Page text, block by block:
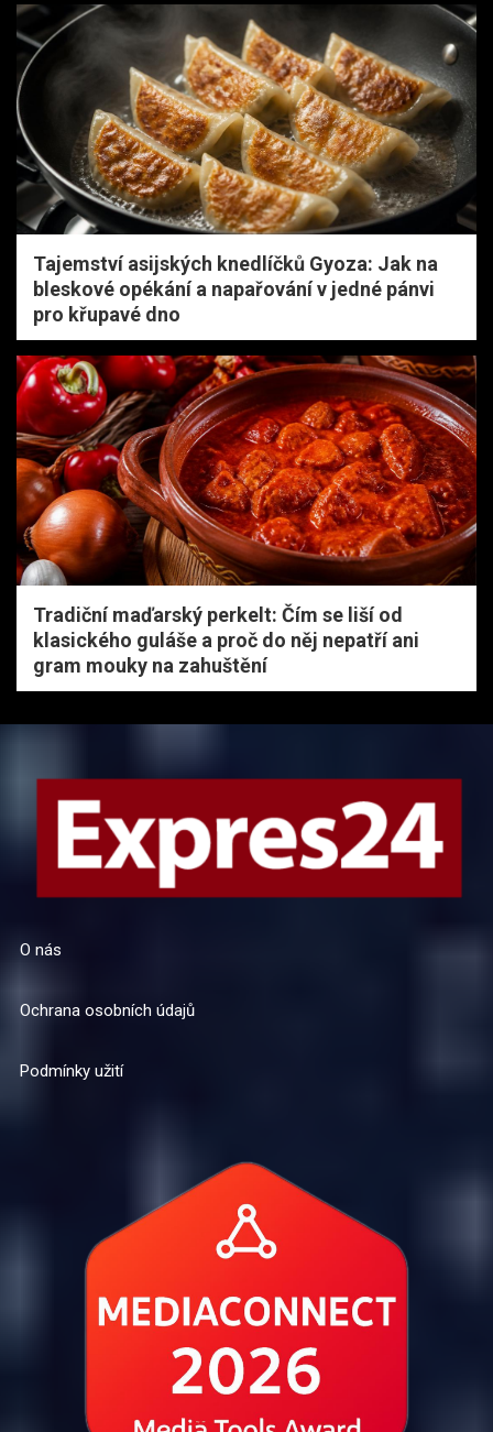
Tajemství asijských knedlíčků Gyoza: Jak na
bleskové opékání a napařování v jedné pánvi
pro křupavé dno
Tradiční maďarský perkelt: Čím se liší od
klasického guláše a proč do něj nepatří ani
gram mouky na zahuštění
O nás
Ochrana osobních údajů
Podmínky užití